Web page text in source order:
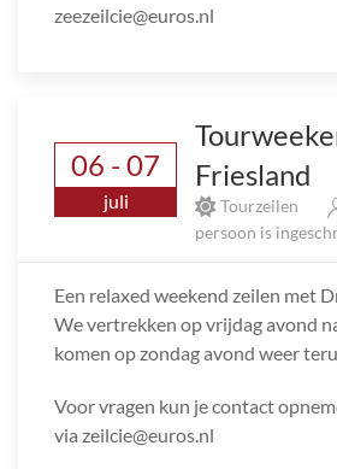
zeezeilcie@euros.nl
06 - 07
juli
Friesland
Tourzeilen
persoon is
Een relaxed weekend zeilen met
We vertrekken op vrijdag avond
komen op zondag avond weer
Voor vragen kun je contact
via zeilcie@euros.nl